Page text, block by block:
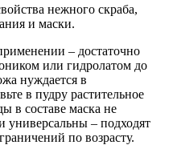
нежного скраба,
и маски.
– достаточно
или гидролатом до
нуждается в
в пудру растительное
в составе маска не
универсальны – подходят
по возрасту.